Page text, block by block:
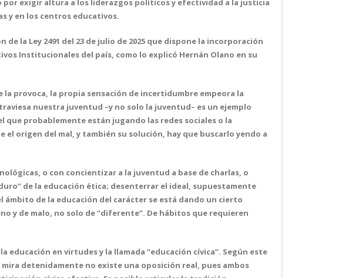
por exigir altura a los liderazgos políticos y efectividad a la justicia
y en los centros educativos.
la Ley 2491 del 23 de julio de 2025 que dispone la incorporación
Institucionales del país, como lo explicó Hernán Olano en su
provoca, la propia sensación de incertidumbre empeora la
nuestra juventud –y no solo la juventud– es un ejemplo
probablemente están jugando las redes sociales o la
origen del mal, y también su solución, hay que buscarlo yendo a
o con concientizar a la juventud a base de charlas, o
de la educación ética; desenterrar el ideal, supuestamente
de la educación del carácter se está dando un cierto
y de malo, no solo de “diferente”. De hábitos que requieren
en virtudes y la llamada “educación cívica”. Según este
detenidamente no existe una oposición real, pues ambos